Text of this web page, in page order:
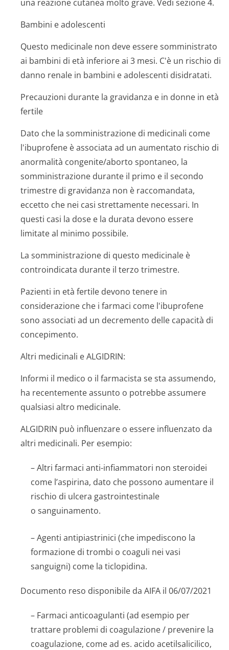
una reazione cutanea molto grave. Vedi sezione 4.
Bambini e adolescenti
Questo medicinale non deve essere somministrato
ai bambini di età inferiore ai 3 mesi. C'è un rischio di
danno renale in bambini e adolescenti disidratati.
Precauzioni durante la gravidanza e in donne in età
fertile
Dato che la somministrazione di medicinali come
l'ibuprofene è associata ad un aumentato rischio di
anormalità congenite/aborto spontaneo, la
somministrazione durante il primo e il secondo
trimestre di gravidanza non è raccomandata,
eccetto che nei casi strettamente necessari. In
questi casi la dose e la durata devono essere
limitate al minimo possibile.
La somministrazione di questo medicinale è
controindicata durante il terzo trimestre.
Pazienti in età fertile devono tenere in
considerazione che i farmaci come l'ibuprofene
sono associati ad un decremento delle capacità di
concepimento.
Altri medicinali e ALGIDRIN:
Informi il medico o il farmacista se sta assumendo,
ha recentemente assunto o potrebbe assumere
qualsiasi altro medicinale.
ALGIDRIN può influenzare o essere influenzato da
altri medicinali. Per esempio:
– Altri farmaci anti-infiammatori non steroidei
come l’aspirina, dato che possono aumentare il
rischio di ulcera gastrointestinale
o sanguinamento.
– Agenti antipiastrinici (che impediscono la
formazione di trombi o coaguli nei vasi
sanguigni) come la ticlopidina.
Documento reso disponibile da AIFA il 06/07/2021
– Farmaci anticoagulanti (ad esempio per
trattare problemi di coagulazione / prevenire la
coagulazione, come ad es. acido acetilsalicilico,